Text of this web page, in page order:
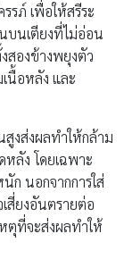
รภ์ เพื่อให้สรีระ
บนเตียงที่ไม่อ่อน
สองข้างพยุงตัว
เนื้อหลัง และ
สูงส่งผลทำให้กล้าม
หลัง โดยเฉพาะ
ก นอกจากการใส่
สี่ยงอันตรายต่อ
ตุที่จะส่งผลทำให้